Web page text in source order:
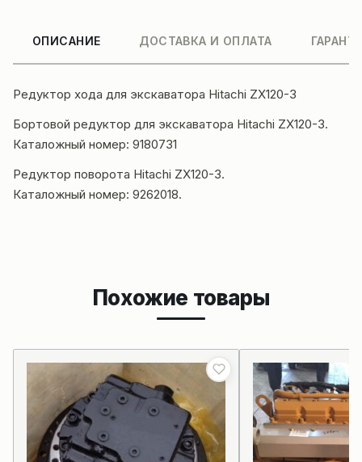
ОПИСАНИЕ ДОСТАВКА И ОПЛАТА
Редуктор хода для экскаватора Hitachi ZX120-3
Бортовой редуктор для экскаватора Hitachi ZX120-3.
Каталожный номер: 9180731
Редуктор поворота Hitachi ZX120-3.
Каталожный номер: 9262018.
Похожие товары